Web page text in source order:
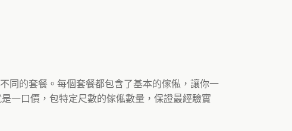
同的套餐。每個套餐都包含了基本的傢俬，讓你一
一口價，包特定尺數的傢俬數量，保證最經驗實